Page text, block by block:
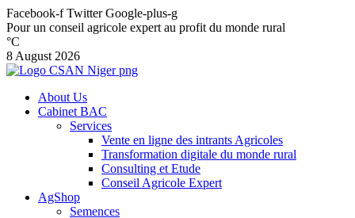
Facebook-f Twitter Google-plus-g
Pour un conseil agricole expert au profit du monde rural
°C
8 August 2026
About Us
Cabinet BAC
Services
Vente en ligne des intrants Agricoles
Transformation digitale du monde rural
Consulting et Etude
Conseil Agricole Expert
AgShop
Semences